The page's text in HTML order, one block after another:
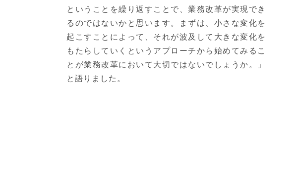
ということを繰り返すことで、業務改革が実現でき
るのではないかと思います。まずは、小さな変化を
起こすことによって、それが波及して大きな変化を
もたらしていくというアプローチから始めてみるこ
とが業務改革において大切ではないでしょうか。」
と語りました。